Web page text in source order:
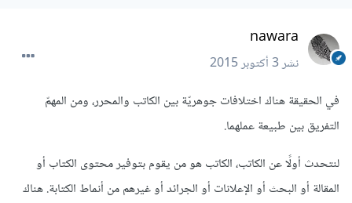
nawara
نشر3 أكتوبر 2015
في الحقيقة هناك اختلافات جوهريّة بين الكاتب والمحرر، ومن المهمّ
التفريق بين طبيعة عملهما.
لنتحدث أولًا عن الكاتب، الكاتب هو من يقوم بتوفير محتوى الكتاب أو
المقالة أو البحث أو الإعلانات أو الجرائد أو غيرهم من أنماط الكتابة. هناك